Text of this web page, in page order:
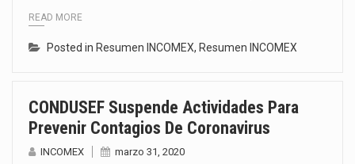
READ MORE
Posted in Resumen INCOMEX, Resumen INCOMEX
CONDUSEF Suspende Actividades Para
Prevenir Contagios De Coronavirus
INCOMEX marzo 31, 2020